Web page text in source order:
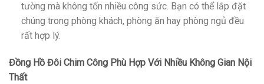
tường mà không tốn nhiều công sức. Bạn có thể lắp đặt
chúng trong phòng khách, phòng ăn hay phòng ngủ đều
rất hợp lý.
Đồng Hồ Đôi Chim Công Phù Hợp Với Nhiều Không Gian Nội
Thất